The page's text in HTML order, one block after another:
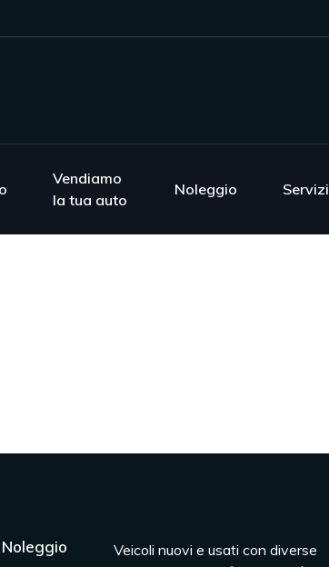
Vendiamo
la tua auto
Noleggio Servizi
Noleggio
Veicoli nuovi e usati con diverse